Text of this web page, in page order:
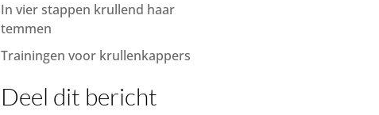
In vier stappen krullend haar
temmen
Trainingen voor krullenkappers
Deel dit bericht